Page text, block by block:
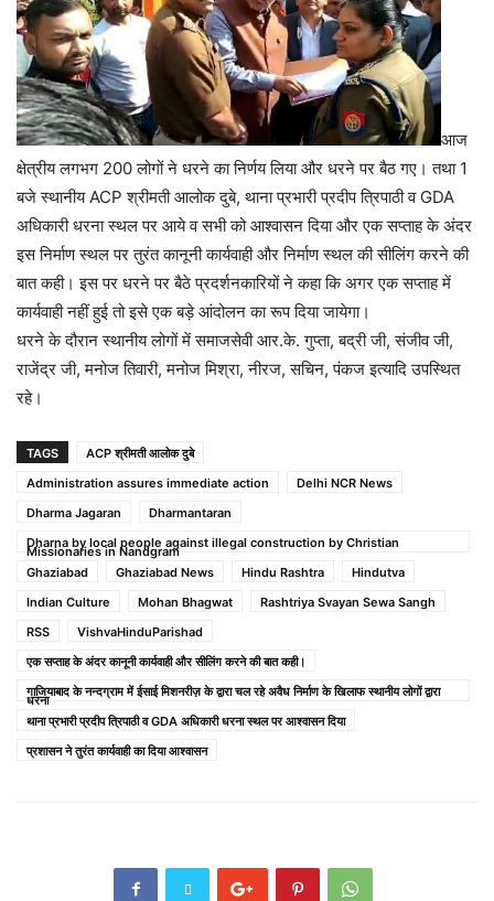
आज
क्षेत्रीय लगभग 200 लोगों ने धरने का निर्णय लिया और धरने पर बैठ गए। तथा 1
बजे स्थानीय ACP श्रीमती आलोक दुबे, थाना प्रभारी प्रदीप त्रिपाठी व GDA
अधिकारी धरना स्थल पर आये व सभी को आश्वासन दिया और एक सप्ताह के अंदर
इस निर्माण स्थल पर तुरंत कानूनी कार्यवाही और निर्माण स्थल की सीलिंग करने की
बात कही। इस पर धरने पर बैठे प्रदर्शनकारियों ने कहा कि अगर एक सप्ताह में
कार्यवाही नहीं हुई तो इसे एक बड़े आंदोलन का रूप दिया जायेगा।
धरने के दौरान स्थानीय लोगों में समाजसेवी आर.के. गुप्ता, बद्री जी, संजीव जी,
राजेंद्र जी, मनोज तिवारी, मनोज मिश्रा, नीरज, सचिन, पंकज इत्यादि उपस्थित
रहे।
TAGS
ACP श्रीमती आलोक दुबे
Administration assures immediate action
Delhi NCR News
Dharma Jagaran
Dharmantaran
Dharna by local people against illegal construction by Christian
Missionaries in Nandgram
Ghaziabad
Ghaziabad News Hindu Rashtra
Hindutva
Indian Culture
Mohan Bhagwat
Rashtriya Svayan Sewa Sangh
RSS
VishvaHinduParishad
एक सप्ताह के अंदर कानूनी कार्यवाही और सीलिंग करने की बात कही।
गाजियाबाद के नन्दग्राम में ईसाई मिशनरीज़ के द्वारा चल रहे अवैध निर्माण के खिलाफ स्थानीय लोगों द्वारा
धरना
थाना प्रभारी प्रदीप त्रिपाठी व GDA अधिकारी धरना स्थल पर आश्वासन दिया
प्रशासन ने तुरंत कार्यवाही का दिया आश्वासन